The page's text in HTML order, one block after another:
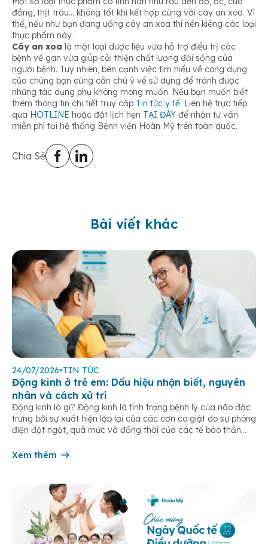
đồng, thịt trâu… không tốt khi kết hợp cùng với cây an xoa. Vì
thế, nếu như bạn đang uống cây an xoa thì nên kiêng các loại
thực phẩm này.
Cây an xoa là một loại dược liệu vừa hỗ trợ điều trị các
bệnh về gan vừa giúp cải thiện chất lượng đời sống của
người bệnh. Tuy nhiên, bên cạnh việc tìm hiểu về công dụng
của chúng bạn cũng cần chú ý về sử dụng để tránh được
những tác dụng phụ không mong muốn. Nếu bạn muốn biết
thêm thông tin chi tiết truy cập Tin tức y tế. Liên hệ trực tiếp
qua HOTLINE hoặc đặt lịch hẹn TẠI ĐÂY để nhận tư vấn
miễn phí tại hệ thống Bệnh viện Hoàn Mỹ trên toàn quốc.
Chia Sẻ
Bài viết khác
24/07/2026•TIN TỨC
Động kinh ở trẻ em: Dấu hiệu nhận biết, nguyên
nhân và cách xử trí
Động kinh là gì? Động kinh là tình trạng bệnh lý của não đặc
trưng bởi sự xuất hiện lặp lại của các cơn co giật do sự phóng
điện đột ngột, quá mức và đồng thời của các tế bào thần
Xem thêm